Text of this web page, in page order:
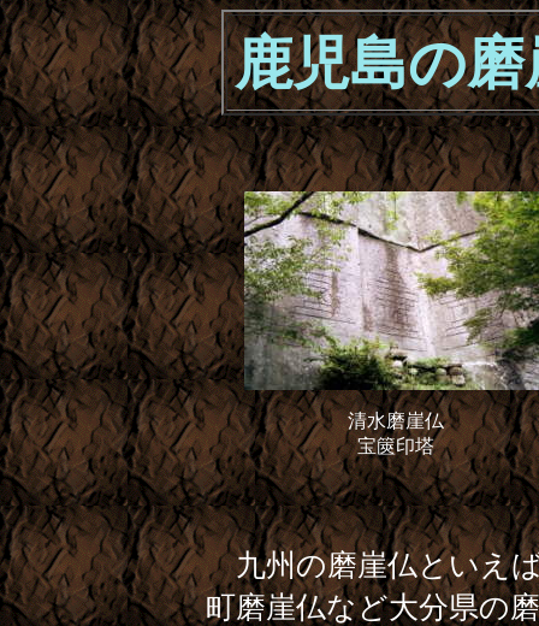
鹿児島の
清水磨崖仏
宝篋印塔
九州の磨崖仏といえば
町磨崖仏など大分県の